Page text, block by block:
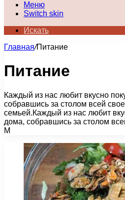
Меню
Switch skin
Искать
Главная/Питание
Питание
Каждый из нас любит вкусно
собравшись за столом всей
семьей.Каждый из нас любит
дома, собравшись за столом
М